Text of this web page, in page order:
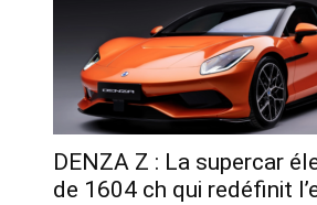
DENZA Z : La supercar
de 1604 ch qui redéfinit